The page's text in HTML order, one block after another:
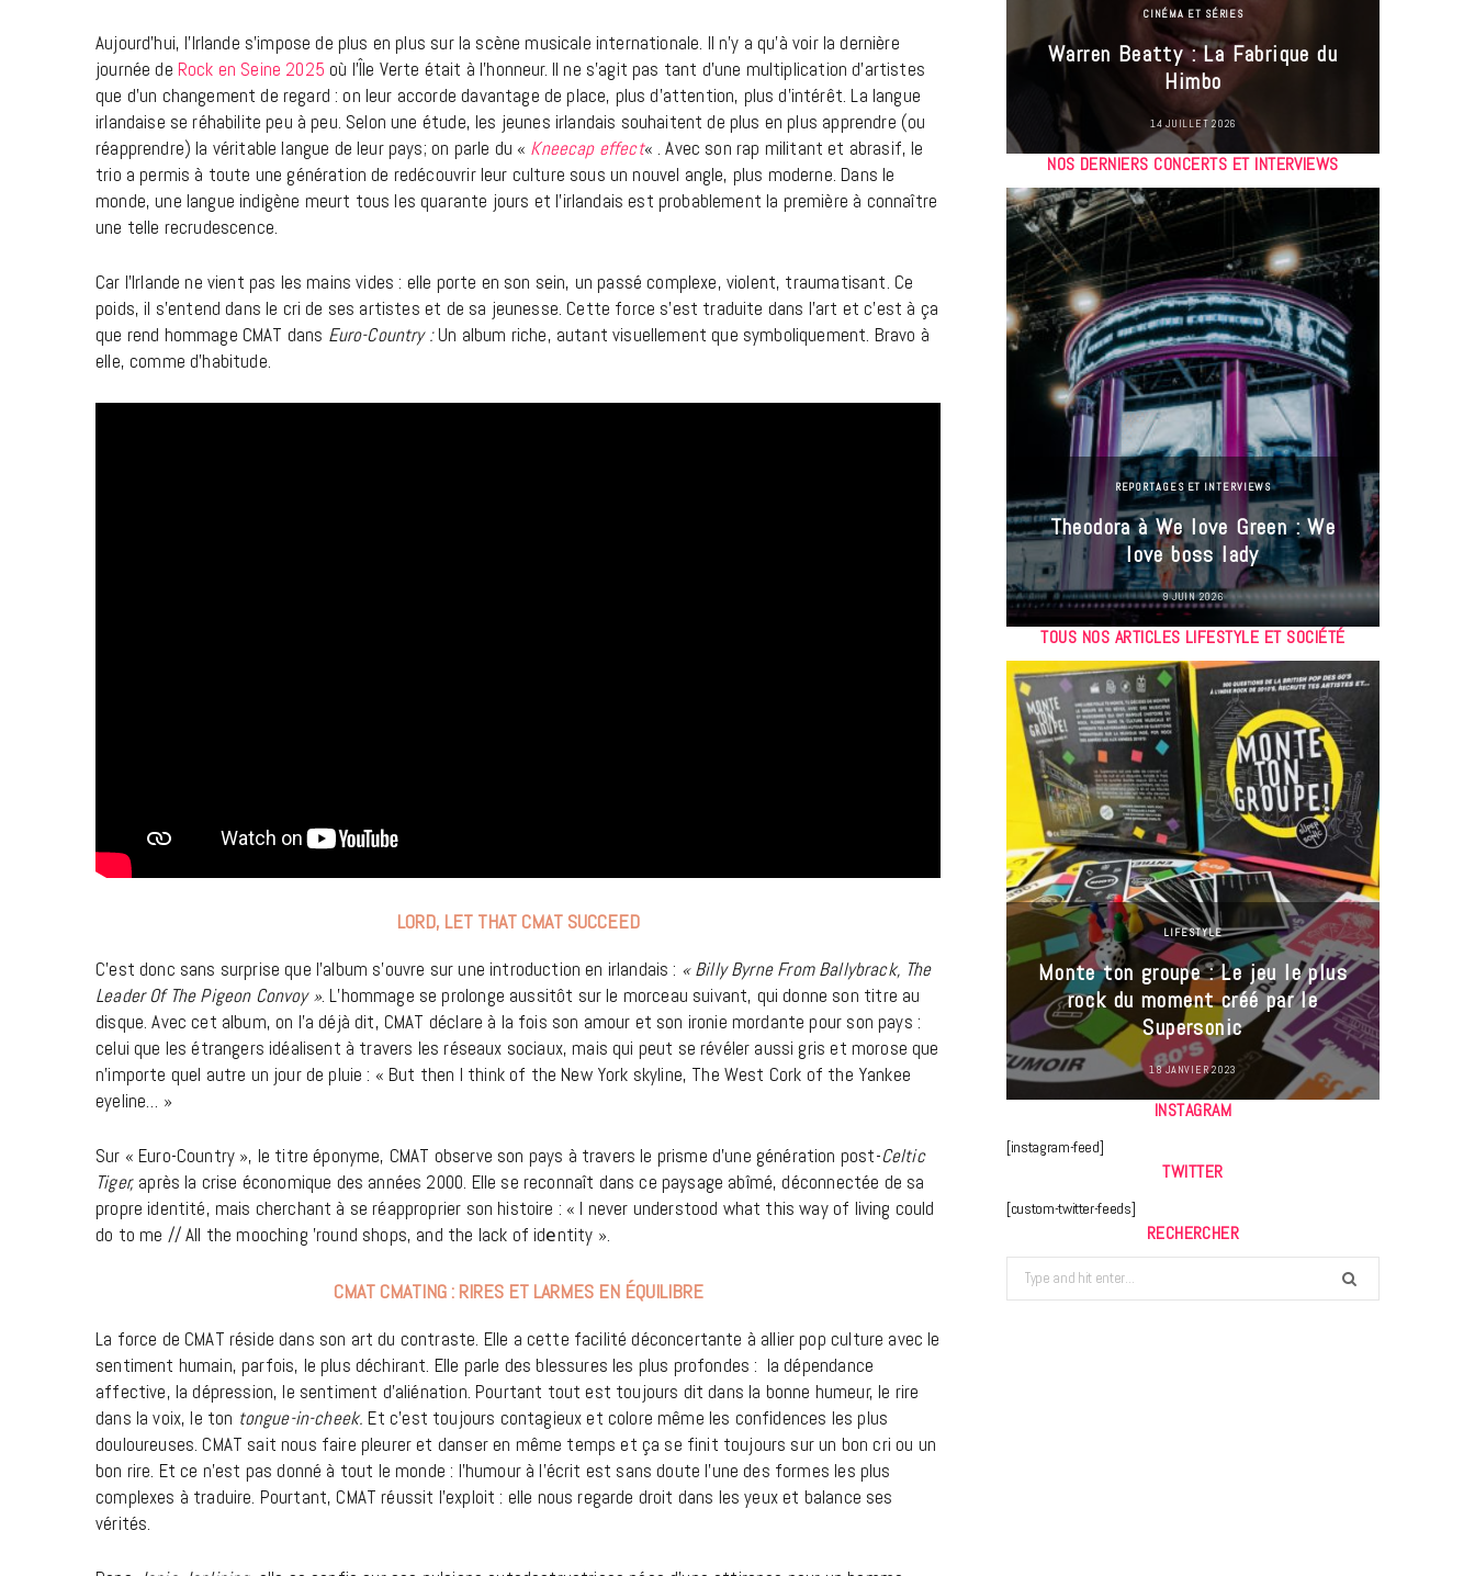
Aujourd’hui, l’Irlande s’impose de plus en plus sur la scène musicale internationale. Il n’y a qu’à voir la dernière
journée de Rock en Seine 2025 où l’Île Verte était à l’honneur. Il ne s’agit pas tant d’une multiplication d’artistes
que d’un changement de regard : on leur accorde davantage de place, plus d’attention, plus d’intérêt. La langue
irlandaise se réhabilite peu à peu. Selon une étude, les jeunes irlandais souhaitent de plus en plus apprendre (ou
réapprendre) la véritable langue de leur pays; on parle du « Kneecap effect« . Avec son rap militant et abrasif, le
trio a permis à toute une génération de redécouvrir leur culture sous un nouvel angle, plus moderne. Dans le
monde, une langue indigène meurt tous les quarante jours et l’irlandais est probablement la première à connaître
une telle recrudescence.
Car l’Irlande ne vient pas les mains vides : elle porte en son sein, un passé complexe, violent, traumatisant. Ce
poids, il s’entend dans le cri de ses artistes et de sa jeunesse. Cette force s’est traduite dans l’art et c’est à ça
que rend hommage CMAT dans Euro-Country :Un album riche, autant visuellement que symboliquement. Bravo à
elle, comme d’habitude.
LORD, LET THAT CMAT SUCCEED
C’est donc sans surprise que l’album s’ouvre sur une introduction en irlandais : « Billy Byrne From Ballybrack, The
Leader Of The Pigeon Convoy ». L’hommage se prolonge aussitôt sur le morceau suivant, qui donne son titre au
disque. Avec cet album, on l’a déjà dit, CMAT déclare à la fois son amour et son ironie mordante pour son pays :
celui que les étrangers idéalisent à travers les réseaux sociaux, mais qui peut se révéler aussi gris et morose que
n’importe quel autre un jour de pluie : « But then I think of the New York skyline, The West Cork of the Yankee
eyeline… »
Sur « Euro-Country », le titre éponyme, CMAT observe son pays à travers le prisme d’une génération post-Celtic
Tiger, après la crise économique des années 2000. Elle se reconnaît dans ce paysage abîmé, déconnectée de sa
propre identité, mais cherchant à se réapproprier son histoire : « I never understood what this way of living could
do to me //All the mooching ’round shops, and the lack of idеntity ».
CMAT CMATING : RIRES ET LARMES EN ÉQUILIBRE
La force de CMAT réside dans son art du contraste. Elle a cette facilité déconcertante à allier pop culture avec le
sentiment humain, parfois, le plus déchirant. Elle parle des blessures les plus profondes : la dépendance
affective, la dépression, le sentiment d’aliénation. Pourtant tout est toujours dit dans la bonne humeur, le rire
dans la voix, le ton tongue-in-cheek. Et c’est toujours contagieux et colore même les confidences les plus
douloureuses. CMAT sait nous faire pleurer et danser en même temps et ça se finit toujours sur un bon cri ou un
bon rire. Et ce n’est pas donné à tout le monde : l’humour à l’écrit est sans doute l’une des formes les plus
complexes à traduire. Pourtant, CMAT réussit l’exploit : elle nous regarde droit dans les yeux et balance ses
vérités.
Disclosure Day : le retour en grâce
de Steven Spielberg
9 JUIN 2026
CINÉMA ET SÉRIES
Warren Beatty : La Fabrique du
Himbo
14 JUILLET 2026
NOS DERNIERS CONCERTS ET INTERVIEWS
REPORTAGES ET INTERVIEWS
Theodora à We love Green : We
love boss lady
9 JUIN 2026
TOUS NOS ARTICLES LIFESTYLE ET SOCIÉTÉ
documentaire plus Ginsburg que
Gainsbarre à ne pas manquer sur
France 3
18 FÉVRIER 2021
LIFESTYLE
Monte ton groupe : Le jeu le plus
rock du moment créé par le
Supersonic
18 JANVIER 2023
INSTAGRAM
[instagram-feed]
TWITTER
[custom-twitter-feeds]
RECHERCHER
Search
for: